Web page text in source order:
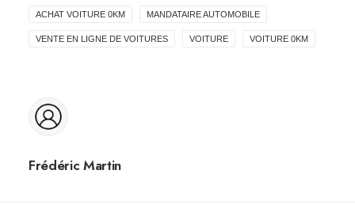
ACHAT VOITURE 0KM MANDATAIRE AUTOMOBILE
VENTE EN LIGNE DE VOITURES VOITURE VOITURE 0KM
Frédéric Martin